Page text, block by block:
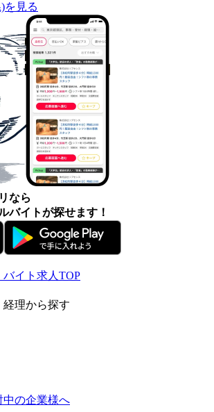
を見る
なら
バイトが探せます！
イト求人TOP
理から探す
中の企業様へ